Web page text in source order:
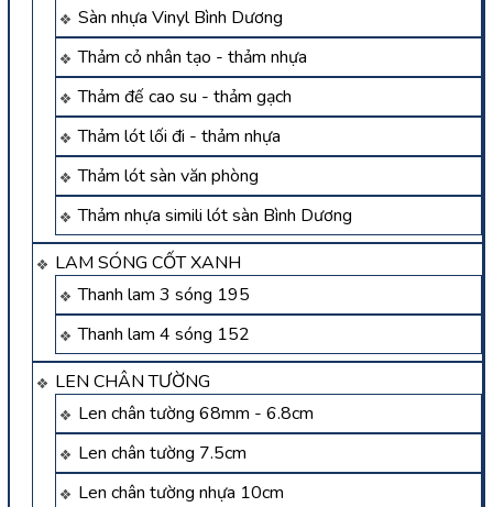
Sàn nhựa Vinyl Bình Dương
Thảm cỏ nhân tạo - thảm nhựa
Thảm đế cao su - thảm gạch
Thảm lót lối đi - thảm nhựa
Thảm lót sàn văn phòng
Thảm nhựa simili lót sàn Bình Dương
LAM SÓNG CỐT XANH
Thanh lam 3 sóng 195
Thanh lam 4 sóng 152
LEN CHÂN TƯỜNG
Len chân tường 68mm - 6.8cm
Len chân tường 7.5cm
Len chân tường nhựa 10cm